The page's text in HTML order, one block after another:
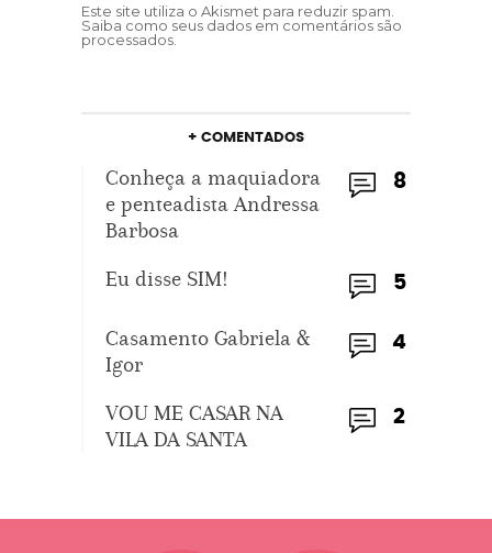
Este site utiliza o Akismet para reduzir spam.
Saiba como seus dados em comentários são
processados
+ COMENTADOS
8
Conheça a maquiadora
e penteadista Andressa
Barbosa
5
Eu disse SIM!
4
Casamento Gabriela &
Igor
2
VOU ME CASAR NA
VILA DA SANTA